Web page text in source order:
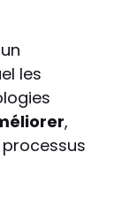
les
,